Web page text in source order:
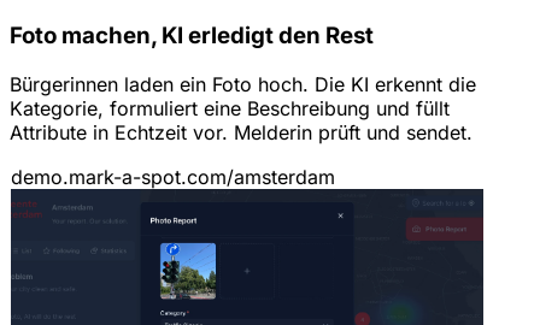
Foto machen, KI erledigt den Rest
Bürgerinnen laden ein Foto hoch. Die KI erkennt die
Kategorie, formuliert eine Beschreibung und füllt
Attribute in Echtzeit vor. Melderin prüft und sendet.
demo.mark-a-spot.com/amsterdam